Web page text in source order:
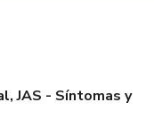
JAS - Síntomas y